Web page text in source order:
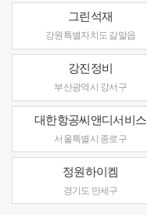
그린석재
강원특별자치도 갈말읍
강진정비
부산광역시 강서구
대한항공씨앤디서비스
서울특별시 종로구
정원하이켐
경기도 만세구